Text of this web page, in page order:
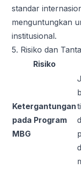
standar
menguntungkan
institusional.
5. Risiko dan
Risiko
Ketergantungan
pada Program
MBG